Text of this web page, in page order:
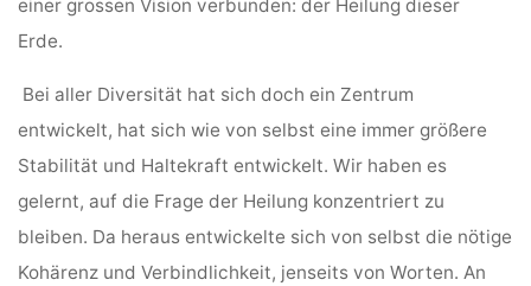
einer grossen Vision verbunden: der Heilung dieser
Erde.
Bei aller Diversität hat sich doch ein Zentrum
entwickelt, hat sich wie von selbst eine immer größere
Stabilität und Haltekraft entwickelt. Wir haben es
gelernt, auf die Frage der Heilung konzentriert zu
bleiben. Da heraus entwickelte sich von selbst die nötige
Kohärenz und Verbindlichkeit, jenseits von Worten. An